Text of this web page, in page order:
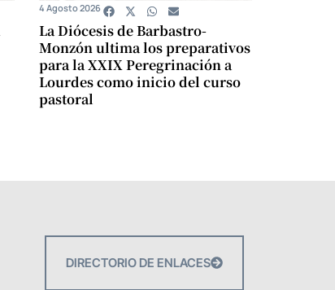
La Diócesis de Barbastro-
Monzón ultima los preparativos
para la XXIX Peregrinación a
Lourdes como inicio del curso
pastoral
4 Agosto 2026
DIRECTORIO DE ENLACES